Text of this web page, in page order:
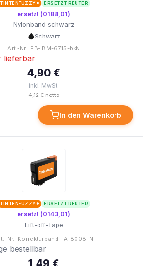
TINTENFUZZY® ERSETZT REUTER
ersetzt (0188,01)
Nylonband schwarz
Schwarz
Art.-Nr.: FB-IBM-6715-bkN
lieferbar
4,90 €
inkl. MwSt.
4,12 € netto
In den Warenkorb
TINTENFUZZY® ERSETZT REUTER
ersetzt (0143,01)
Lift-off-Tape
Nr.: Korrekturband-TA-8008-N
bestellbar
1,49 €